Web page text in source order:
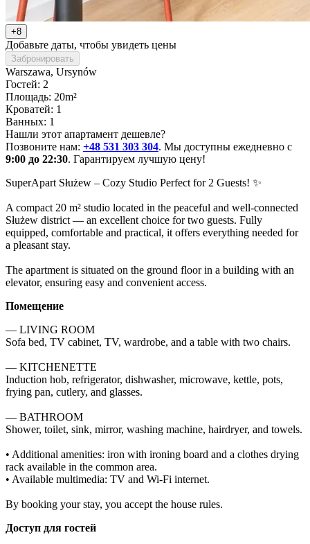
+8
Добавьте даты, чтобы увидеть цены
Забронировать
Warszawa, Ursynów
Гостей: 2
Площадь: 20m²
Кроватей: 1
Ванных: 1
Нашли этот апартамент дешевле?
Позвоните нам: +48 531 303 304. Мы доступны ежедневно с
9:00 до 22:30. Гарантируем лучшую цену!
SuperApart Służew – Cozy Studio Perfect for 2 Guests! ✨
A compact 20 m² studio located in the peaceful and well-connected
Służew district — an excellent choice for two guests. Fully
equipped, comfortable and practical, it offers everything needed for
a pleasant stay.
The apartment is situated on the ground floor in a building with an
elevator, ensuring easy and convenient access.
Помещение
— LIVING ROOM
Sofa bed, TV cabinet, TV, wardrobe, and a table with two chairs.
— KITCHENETTE
Induction hob, refrigerator, dishwasher, microwave, kettle, pots,
frying pan, cutlery, and glasses.
— BATHROOM
Shower, toilet, sink, mirror, washing machine, hairdryer, and towels.
• Additional amenities: iron with ironing board and a clothes drying
rack available in the common area.
• Available multimedia: TV and Wi-Fi internet.
By booking your stay, you accept the house rules.
Доступ для гостей